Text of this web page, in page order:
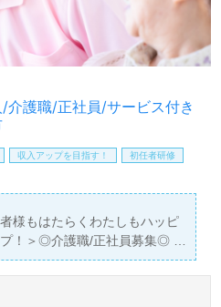
希望に応じてお問い合わせ/ご
人紹介、年収交渉など完全無
ます。＜非公開求人も取扱い
一緒に転職活動！お問い合わ
介護職/正社員/サービス付き
収入アップを目指す！ 初任者研修
様もはたらくわたしもハッピ
プ！＞◎介護職/正社員募集◎
/賞与2回】＊初任者研修以上
』徒歩6分。お車通勤可能で